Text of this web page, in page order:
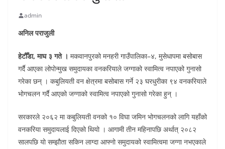
admin
अनिल पराजुली
हेटौँडा, माघ ३ गते । मकवानपुरको मनहरी गाउँपालिका–४, मुसेधापमा बसोबास
गर्दै आएका लोपोन्मुख समुदायका वनकरियाले जग्गाको स्वामित्व नपाएको गुनासो
गरेका छन् । कबुलियती वन क्षेत्रमा बसोबास गर्ने २३ घरधुरीका ९४ वनकरियाले
भोगचलन गर्दै आएको जग्गाको स्वामित्व नपाएको गुनासो गरेका हुन् ।
सरकारले २०६२ मा कबुलियती वनको १० विघा जमिन भोगचलनको लागि यहाँको
वनकरिया समुदायलाई दिएको थियो । आगामी तीन महिनापछि अर्थात् २०८२
सालपछि यो सम्झौता सकिन लाग्दा आफ्नो समुदायको स्वामित्वमा जग्गा नभएकाले